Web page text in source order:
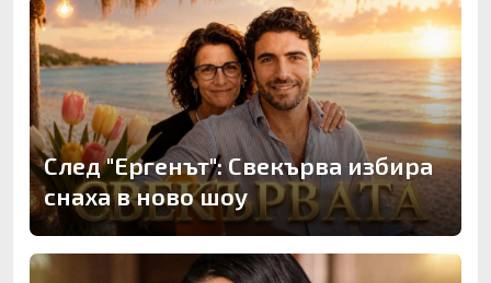
След "Ергенът": Свекърва избира
снаха в ново шоу